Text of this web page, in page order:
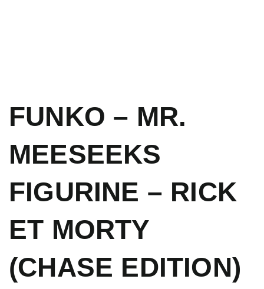
FUNKO – MR.
MEESEEKS
FIGURINE – RICK
ET MORTY
(CHASE EDITION)